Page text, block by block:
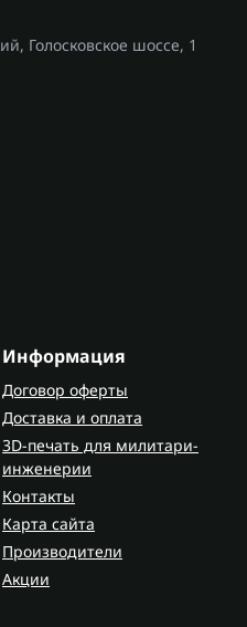
Голосковское шоссе, 1
Информация
Договор оферты
Доставка и оплата
3D-печать для милитари-
инженерии
Контакты
Карта сайта
Производители
Акции